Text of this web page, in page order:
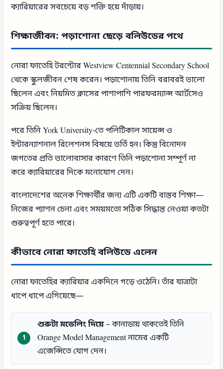
ক্যারিয়ারের সবচেয়ে বড় শক্তি হয়ে দাঁড়ায়।
শিক্ষাজীবন: পড়াশোনা ছেড়ে বলিউডের পথে
নোরা ফাতেহি টরন্টোর Westview Centennial Secondary School
থেকে স্কুলজীবন শেষ করেন। পড়াশোনায় তিনি বরাবরই ভালো
ছিলেন এবং নিয়মিত ক্লাসের পাশাপাশি পারফরম্যান্স আর্টসেও
সক্রিয় ছিলেন।
পরে তিনি York University-তে পলিটিকাল সায়েন্স ও
ইন্টারন্যাশনাল রিলেশনস বিষয়ে ভর্তি হন। কিন্তু বিনোদন
জগতের প্রতি ভালোবাসার কারণে তিনি পড়াশোনা সম্পূর্ণ না
করে ক্যারিয়ারের দিকে মনোযোগ দেন।
বাংলাদেশের অনেক শিক্ষার্থীর জন্য এটি একটি বাস্তব শিক্ষা—
নিজের প্যাশন চেনা এবং সময়মতো সঠিক সিদ্ধান্ত নেওয়া কতটা
গুরুত্বপূর্ণ হতে পারে।
কীভাবে নোরা ফাতেহি বলিউডে এলেন
নোরা ফাতেহির ক্যারিয়ার একদিনে গড়ে ওঠেনি। তাঁর যাত্রাটা
ধাপে ধাপে এগিয়েছে—
শুরুটা মডেলিং দিয়ে– কানাডায় থাকতেই তিনি
Orange Model Management নামের একটি
এজেন্সিতে যোগ দেন।